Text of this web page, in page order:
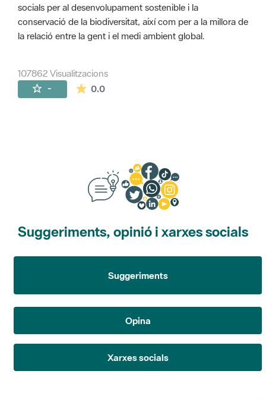
socials per al desenvolupament sostenible i la
conservació de la biodiversitat, així com per a la millora de
la relació entre la gent i el medi ambient global.
107862 Visualitzacions
- 0.0La mitjana de les valoracions és de 0
Suggeriments, opinió i xarxes socials
Suggeriments
Opina
Xarxes socials